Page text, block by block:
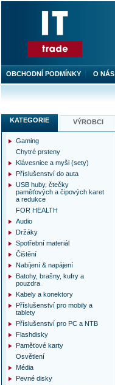
KATEGORIE VÝROBCI
Gaming
Chytré prsteny
Klávesnice a myši (sety)
Příslušenství do auta
USB huby, čtečky
paměťových a čipových karet
a redukce
FOR HEALTH
Audio
Držáky
Spotřební materiál
Čištění
Nabíjení & napájení
Batohy, brašny, kufry a
pouzdra
Kabely a konektory
Příslušenství pro mobily a
tablety
Příslušenství pro PC a NTB
Flashdisky
Paměťové karty
Osvětlení
Média
Pevné disky
OBCHODNÍ PODMÍNKY O NÁS